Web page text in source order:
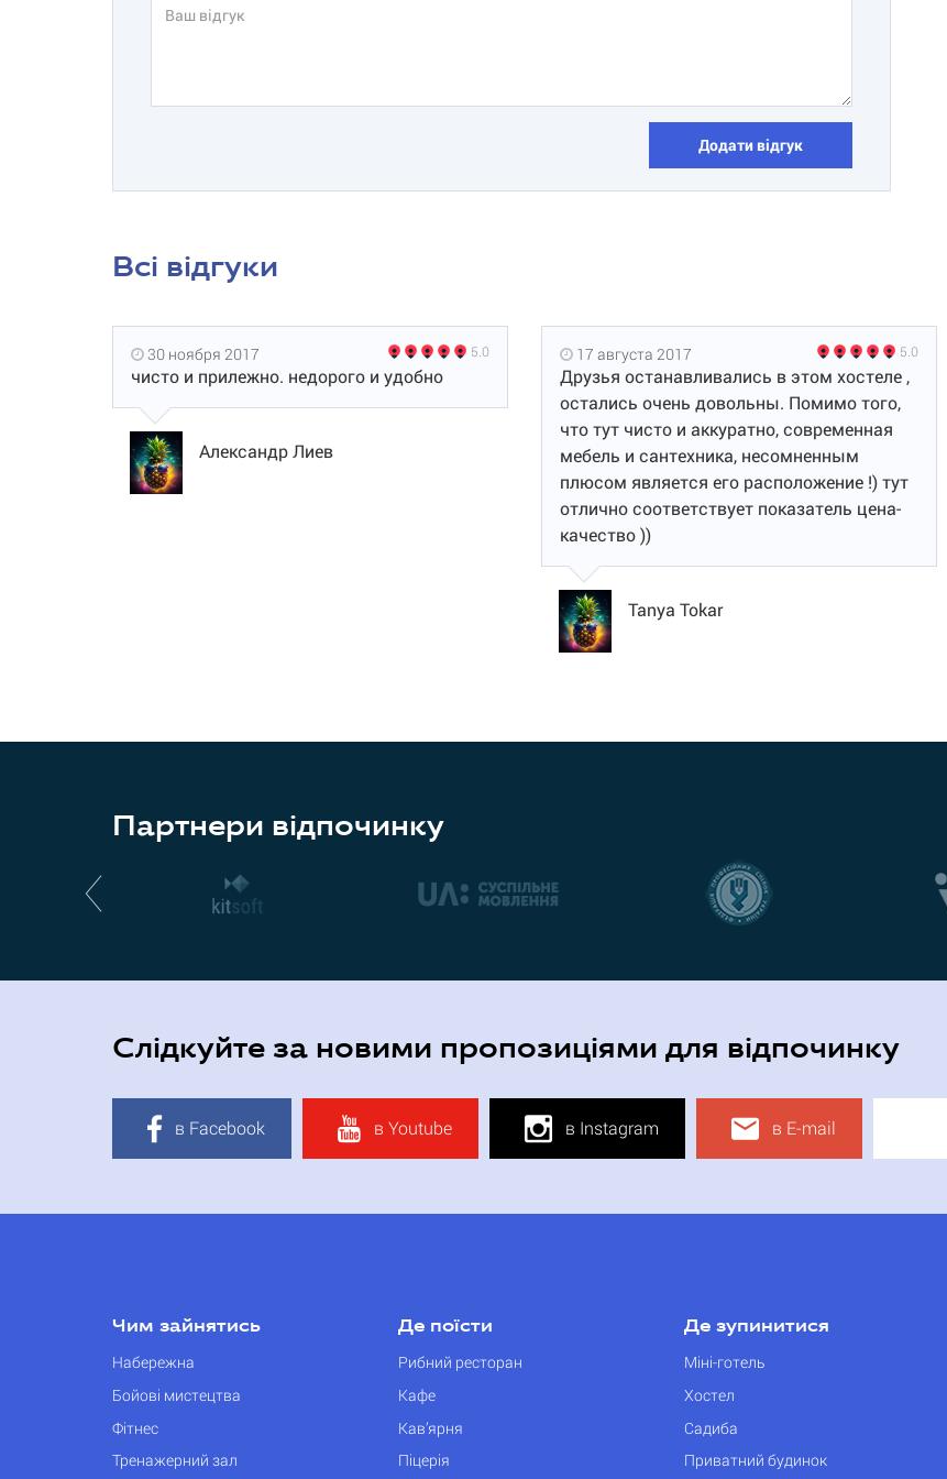
Додати відгук
Всі відгуки
30 ноября 2017 5.0
чисто и прилежно. недорого и удобно
Александр Лиев
17 августа 2017 5.0
Друзья останавливались в этом хостеле ,
остались очень довольны. Помимо того,
что тут чисто и аккуратно, современная
мебель и сантехника, несомненным
плюсом является его расположение !) тут
отлично соответствует показатель цена-
качество ))
Tanya Tokar
Партнери відпочинку
Слідкуйте за новими пропозиціями для відпочинку
в Facebook в Youtube в Instagram в E-mail
Чим зайнятись
Набережна
Бойові мистецтва
Фітнес
Тренажерний зал
Де поїсти
Рибний ресторан
Кафе
Кав’ярня
Піцерія
Де зупинитися
Міні-готель
Хостел
Садиба
Приватний будинок